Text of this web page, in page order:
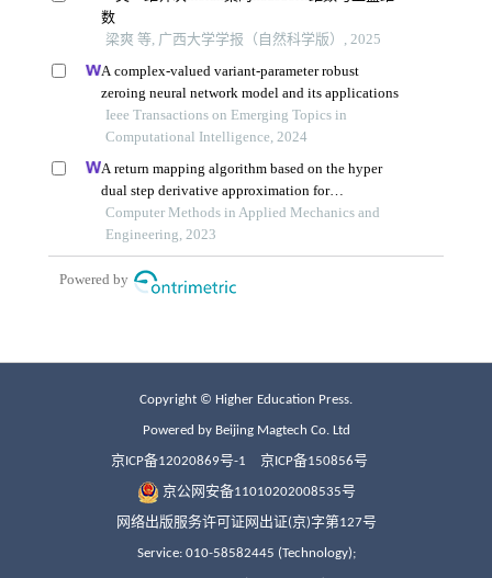
Copyright © Higher Education Press.
Powered by Beijing Magtech Co. Ltd
京ICP备12020869号-1 京ICP备150856号
京公网安备11010202008535号
网络出版服务许可证网出证(京)字第127号
Service: 010-58582445 (Technology);